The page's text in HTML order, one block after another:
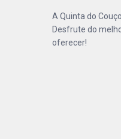
A Quinta do Couço
Desfrute do
oferecer!